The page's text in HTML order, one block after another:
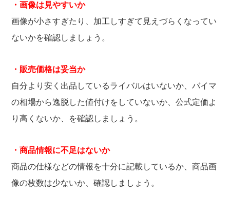
・画像は見やすいか
画像が小さすぎたり、加工しすぎて見えづらくなってい
ないかを確認しましょう。
・販売価格は妥当か
自分より安く出品しているライバルはいないか、バイマ
の相場から逸脱した値付けをしていないか、公式定価よ
り高くないか、を確認しましょう。
・商品情報に不足はないか
商品の仕様などの情報を十分に記載しているか、商品画
像の枚数は少ないか、確認しましょう。